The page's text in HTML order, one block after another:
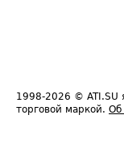
1998-2026 © ATI.SU
торговой маркой. Об